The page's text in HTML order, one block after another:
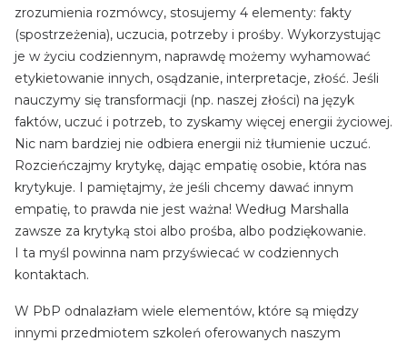
zrozumienia rozmówcy, stosujemy 4 elementy: fakty
(spostrzeżenia), uczucia, potrzeby i prośby. Wykorzystując
je w życiu codziennym, naprawdę możemy wyhamować
etykietowanie innych, osądzanie, interpretacje, złość. Jeśli
nauczymy się transformacji (np. naszej złości) na język
faktów, uczuć i potrzeb, to zyskamy więcej energii życiowej.
Nic nam bardziej nie odbiera energii niż tłumienie uczuć.
Rozcieńczajmy krytykę, dając empatię osobie, która nas
krytykuje. I pamiętajmy, że jeśli chcemy dawać innym
empatię, to prawda nie jest ważna! Według Marshalla
zawsze za krytyką stoi albo prośba, albo podziękowanie.
I ta myśl powinna nam przyświecać w codziennych
kontaktach.
W PbP odnalazłam wiele elementów, które są między
innymi przedmiotem szkoleń oferowanych naszym